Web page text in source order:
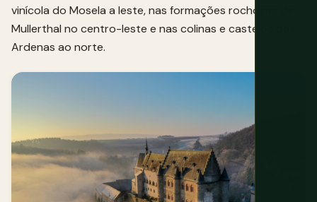
vinícola do Mosela a leste, nas formações rochosas de
Mullerthal no centro-leste e nas colinas e castelos das
Ardenas ao norte.